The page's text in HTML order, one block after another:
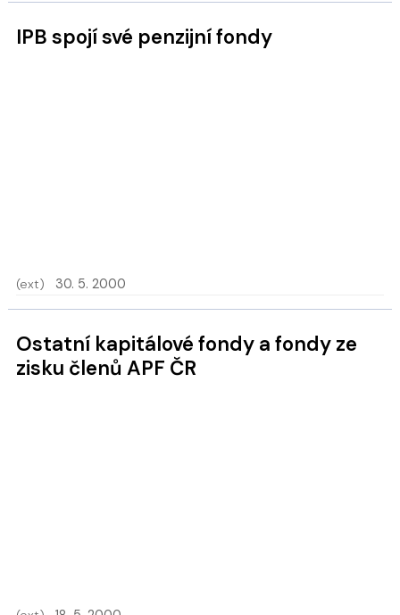
IPB spojí své penzijní fondy
(ext) 30. 5. 2000
Ostatní kapitálové fondy a fondy ze
zisku členů APF ČR